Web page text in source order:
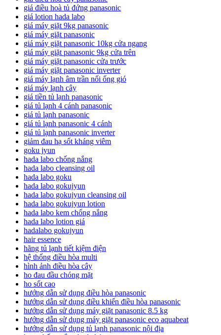
giá điều hoà tủ đứng panasonic
giá lotion hada labo
giá máy giặt 9kg panasonic
giá máy giặt panasonic
giá máy giặt panasonic 10kg cửa ngang
giá máy giặt panasonic 9kg cửa trên
giá máy giặt panasonic cửa trước
giá máy giặt panasonic inverter
giá máy lạnh âm trần nối ống gió
giá máy lạnh cây
giá tiền tủ lạnh panasonic
giá tủ lạnh 4 cánh panasonic
giá tủ lạnh panasonic
giá tủ lạnh panasonic 4 cánh
giá tủ lạnh panasonic inverter
giảm đau hạ sốt kháng viêm
goku jyun
hada labo chống nắng
hada labo cleansing oil
hada labo goku
hada labo gokujyun
hada labo gokujyun cleansing oil
hada labo gokujyun lotion
hada labo kem chống nắng
hada labo lotion giá
hadalabo gokujyun
hair essence
hãng tủ lạnh tiết kiệm điện
hệ thống điều hòa multi
hình ảnh điều hòa cây
ho đau đầu chóng mặt
ho sốt cao
hướng dẫn sử dụng điều hòa panasonic
hướng dẫn sử dụng điều khiển điều hòa panasonic
hướng dẫn sử dụng máy giặt panasonic 8.5 kg
hướng dẫn sử dụng máy giặt panasonic eco aquabeat
hướng dẫn sử dụng tủ lạnh panasonic nội địa